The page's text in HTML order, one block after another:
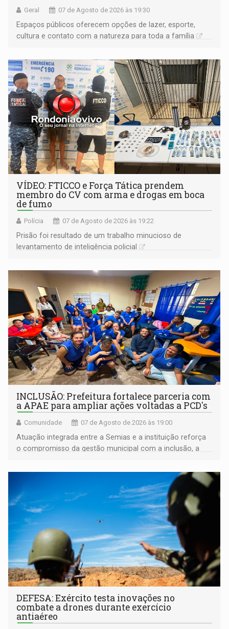
Geral 07 de Agosto de 2026 às 19:30
Espaços públicos oferecem opções de lazer, esporte,
cultura e contato com a natureza para toda a família
VÍDEO: FTICCO e Força Tática prendem
membro do CV com arma e drogas em boca
de fumo
Polícia 07 de Agosto de 2026 às 19:22
Prisão foi resultado de um trabalho minucioso de
levantamento de inteligência policial
INCLUSÃO: Prefeitura fortalece parceria com
a APAE para ampliar ações voltadas a PCD's
Comunidade 07 de Agosto de 2026 às 19:00
Atuação integrada entre a Semias e a instituição reforça
o compromisso da gestão municipal com a inclusão, a
DEFESA: Exército testa inovações no
combate a drones durante exercício
antiaéreo